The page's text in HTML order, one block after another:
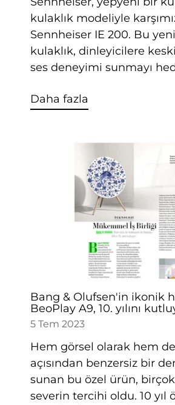
kulaklık modeliyle
Sennheiser IE 200. Bu
kulaklık, dinleyicilere
ses deneyimi sunmayı
Daha fazla
Bang & Olufsen'in ikonik
BeoPlay A9, 10. yılını
5 Tem 2023
Hem görsel olarak hem
açısından benzersiz bir
sunan bu özel ürün,
severin tercihi oldu. 10 yıl